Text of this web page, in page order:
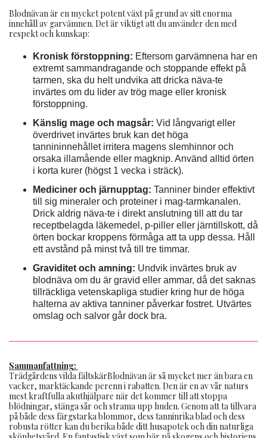
Blodnävan är en mycket potent växt på grund av sitt enorma
innehåll av garvämnen. Det är viktigt att du använder den med
respekt och kunskap:
Kronisk förstoppning: Eftersom garvämnena har en
extremt sammandragande och stoppande effekt på
tarmen, ska du helt undvika att dricka näva-te
invärtes om du lider av trög mage eller kronisk
förstoppning.
Känslig mage och magsår: Vid långvarigt eller
överdrivet invärtes bruk kan det höga
tannininnehållet irritera magens slemhinnor och
orsaka illamående eller magknip. Använd alltid örten
i korta kurer (högst 1 vecka i sträck).
Mediciner och järnupptag: Tanniner binder effektivt
till sig mineraler och proteiner i mag-tarmkanalen.
Drick aldrig näva-te i direkt anslutning till att du tar
receptbelagda läkemedel, p-piller eller järntillskott, då
örten bockar kroppens förmåga att ta upp dessa. Håll
ett avstånd på minst två till tre timmar.
Graviditet och amning: Undvik invärtes bruk av
blodnäva om du är gravid eller ammar, då det saknas
tillräckliga vetenskapliga studier kring hur de höga
halterna av aktiva tanniner påverkar fostret. Utvärtes
omslag och salvor går dock bra.
Sammanfattning:
Trädgårdens vilda fältskärBlodnävan är så mycket mer än bara en
vacker, marktäckande perenn i rabatten. Den är en av vår naturs
mest kraftfulla akuthjälpare när det kommer till att stoppa
blödningar, stänga sår och strama upp huden. Genom att ta tillvara
på både dess färgstarka blommor, dess tanninrika blad och dess
robusta rötter kan du berika både ditt husapotek och din naturliga